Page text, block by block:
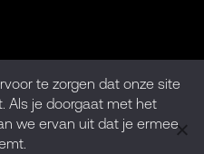
te zorgen dat onze site
Als je doorgaat met het
we ervan uit dat je ermee